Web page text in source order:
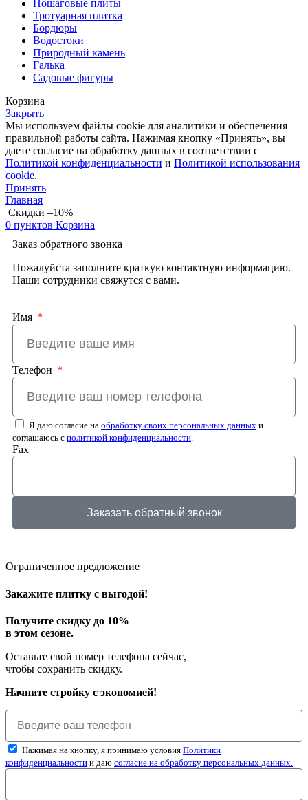
Пошаговые плиты
Тротуарная плитка
Бордюры
Водостоки
Природный камень
Галька
Садовые фигуры
Корзина
Закрыть
Мы используем файлы cookie для аналитики и обеспечения
правильной работы сайта. Нажимая кнопку «Принять», вы
даете согласие на обработку данных в соответствии с
Политикой конфиденциальности и Политикой использования
cookie.
Принять
Главная
Скидки –10%
0 пунктов Корзина
Заказ обратного звонка
Пожалуйста заполните краткую контактную информацию.
Наши сотрудники свяжутся с вами.
Имя
Телефон
Я даю согласие на обработку своих персональных данных и
соглашаюсь с политикой конфиденциальности.
Fax
Заказать обратный звонок
Ограниченное предложение
Закажите плитку с выгодой!
Получите скидку до 10%
в этом сезоне.
Оставьте свой номер телефона сейчас,
чтобы сохранить скидку.
Начните стройку с экономией!
Нажимая на кнопку, я принимаю условия Политики
конфиденциальности и даю согласие на обработку персональных данных.